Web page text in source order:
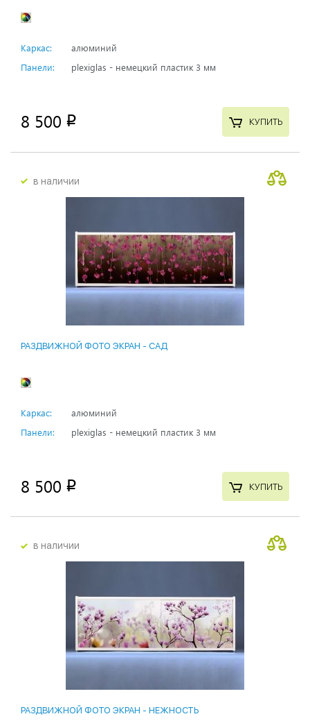
Каркас:
алюминий
Панели:
plexiglas - немецкий пластик 3 мм
8 500 p КУПИТЬ
в наличии
РАЗДВИЖНОЙ ФОТО ЭКРАН - САД
Каркас:
алюминий
Панели:
plexiglas - немецкий пластик 3 мм
8 500 p КУПИТЬ
в наличии
РАЗДВИЖНОЙ ФОТО ЭКРАН - НЕЖНОСТЬ